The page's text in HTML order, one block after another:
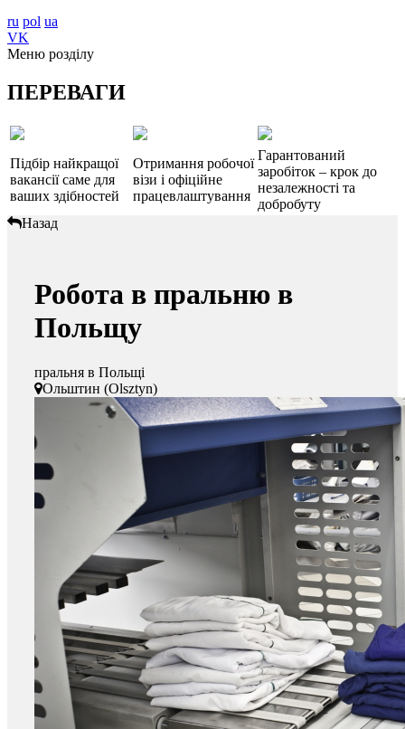
ru pol ua
VK
Меню розділу
ПЕРЕВАГИ
Підбір найкращої
вакансії саме для
ваших здібностей
Отримання робочої
візи і офіційне
працевлаштування
Гарантований
заробіток – крок до
незалежності та
добробуту
Назад
Робота в пральню в
Польщу
пральня в Польщі
Ольштин (Olsztyn)